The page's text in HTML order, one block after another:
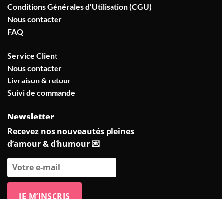
Conditions Générales d'Utilisation (CGU)
Nous contacter
FAQ
Service Client
Nous contacter
Livraison & retour
Suivi de commande
Newsletter
Recevez nos nouveautés pleines
d’amour & d’humour 💌